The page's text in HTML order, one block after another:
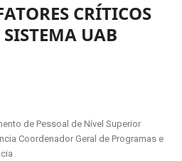
CRÍTICOS
SISTEMA UAB
de Pessoal de Nível Superior
Coordenador Geral de Programas e